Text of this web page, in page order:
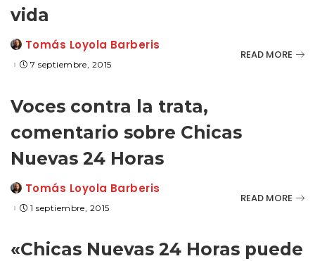
vida
Posted
by
Tomás Loyola Barberis
7 septiembre, 2015
READ MORE
Voces contra la trata,
comentario sobre Chicas
Nuevas 24 Horas
Posted
by
Tomás Loyola Barberis
1 septiembre, 2015
READ MORE
«Chicas Nuevas 24 Horas puede